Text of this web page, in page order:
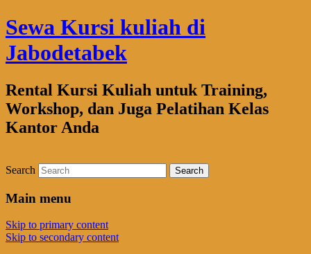
Sewa Kursi kuliah di
Jabodetabek
Rental Kursi Kuliah untuk Training,
Workshop, dan Juga Pelatihan Kelas
Kantor Anda
Search
Main menu
Skip to primary content
Skip to secondary content